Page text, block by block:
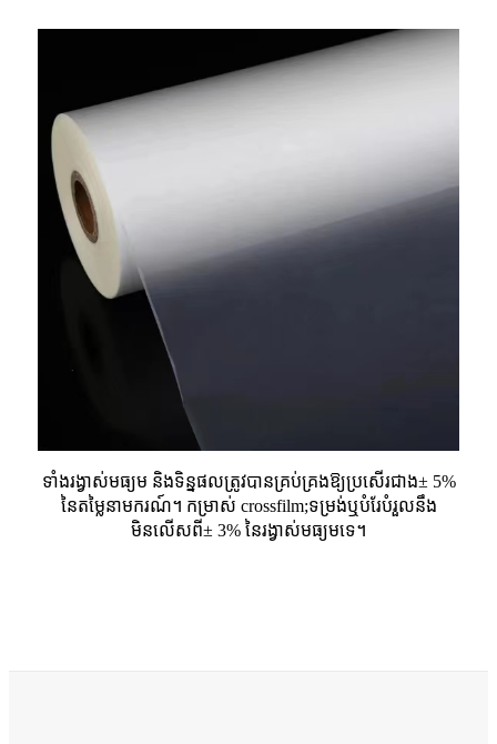
ទាំងរង្វាស់មធ្យម និងទិន្នផលត្រូវបានគ្រប់គ្រងឱ្យប្រសើរជាង± 5%
នៃតម្លៃនាមករណ៍។ កម្រាស់ crossfilm;ទម្រង់ឬបំរែបំរួលនឹង
មិនលើសពី± 3% នៃរង្វាស់មធ្យមទេ។